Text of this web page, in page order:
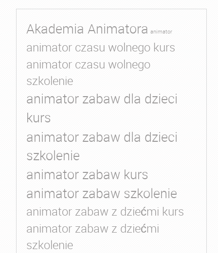
Akademia Animatora animator
animator czasu wolnego kurs
animator czasu wolnego
szkolenie
animator zabaw dla dzieci
kurs
animator zabaw dla dzieci
szkolenie
animator zabaw kurs
animator zabaw szkolenie
animator zabaw z dziećmi kurs
animator zabaw z dziećmi
szkolenie